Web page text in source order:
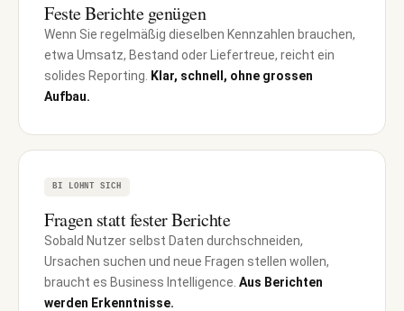
Feste Berichte genügen
Wenn Sie regelmäßig dieselben Kennzahlen brauchen,
etwa Umsatz, Bestand oder Liefertreue, reicht ein
solides Reporting.
Klar, schnell, ohne grossen
Aufbau.
BI LOHNT SICH
Fragen statt fester Berichte
Sobald Nutzer selbst Daten durchschneiden,
Ursachen suchen und neue Fragen stellen wollen,
braucht es Business Intelligence. Aus Berichten
werden Erkenntnisse.